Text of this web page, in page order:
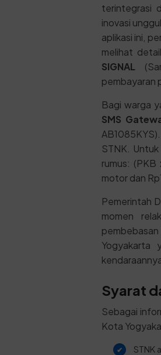
terintegrasi
inovasi
aplikasi ini,
melihat
SIGNAL
pembayaran
Bagi warga
SMS
STNK.
rumus:
motor dan
Pemerintah
momen
Yogyakarta
Syarat
Sebagai
Kota
STNK